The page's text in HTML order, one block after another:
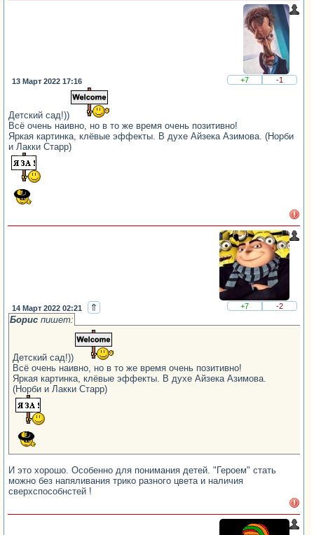
13 Март 2022 17:16 +7 -1
Детский сад!))
Всё очень наивно, но в то же время очень позитивно!
Яркая картинка, клёвые эффекты. В духе Айзека Азимова. (Норби
и Лакки Старр)
14 Март 2022 02:21 ⇑ +7 -2
Борис пишет:
Детский сад!))
Всё очень наивно, но в то же время очень позитивно!
Яркая картинка, клёвые эффекты. В духе Айзека Азимова.
(Норби и Лакки Старр)
И это хорошо. Особенно для понимания детей. "Героем" стать
можно без напяливания трико разного цвета и наличия
сверхспособнстей !